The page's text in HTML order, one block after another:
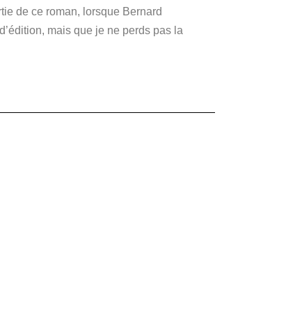
de ce roman, lorsque Bernard
mais que je ne perds pas la